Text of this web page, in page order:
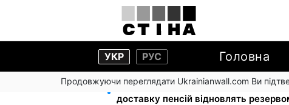
УКР РУС Головна
Продовжуючи переглядати Ukrainianwall.com Ви
Депо Укрпошти знищено в
доставку пенсій відновлять